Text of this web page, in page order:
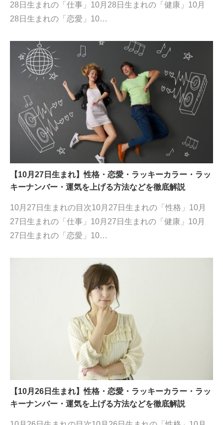
28日生まれの「仕事」10月28日生まれの「健康」10月
28日生まれの「恋愛」10…
【10月27日生まれ】性格・恋愛・ラッキーカラー・ラッ
キーナンバー・運気を上げる方法などを徹底解説
10月27日生まれの目次10月27日生まれの「性格」10月
27日生まれの「仕事」10月27日生まれの「健康」10月
27日生まれの「恋愛」10…
【10月26日生まれ】性格・恋愛・ラッキーカラー・ラッ
キーナンバー・運気を上げる方法などを徹底解説